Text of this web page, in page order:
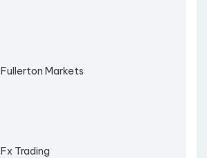
Fullerton Markets
Fx Trading